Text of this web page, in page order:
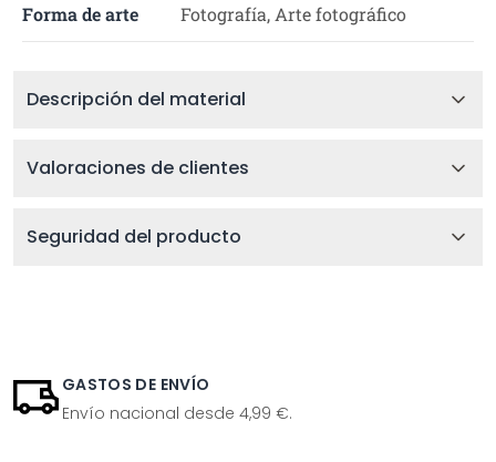
Forma de arte Fotografía, Arte fotográfico
Descripción del material
Valoraciones de clientes
Seguridad del producto
GASTOS DE ENVÍO
Envío nacional desde 4,99 €.